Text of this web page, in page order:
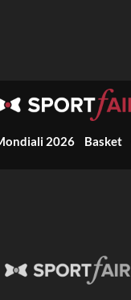
2026 Basket